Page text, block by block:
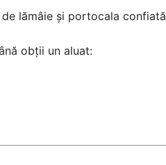
lămâie și portocala confiată
obții un aluat: